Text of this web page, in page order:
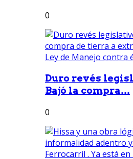
0
Duro revés
Bajó la compra...
0